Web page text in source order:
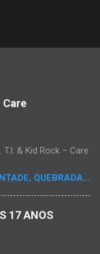
Care
T.I. & Kid Rock – Care
QUEBRADA...
17 ANOS